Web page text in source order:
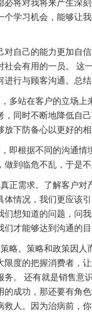
必将对我将来产生深
个学习机会，能够让
对自己的能力更加自
社会有用的一员。 这
进行与顾客沟通。总结
多站在客户的立场上
，同时不断地降低自
下防备心以更好的相
即根据不同的沟通情
到临危不乱，于是不
正需求。了解客户对
体情况，我们更应该
们想知道的问题，问
才能够达到沟通的目
略。策略和政策因人
限度的把握消费者，
务。 还有就是销售意
的成功，那还要有角
救人。因为治病前，